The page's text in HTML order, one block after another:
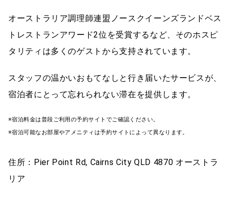
オーストラリア調理師連盟ノースクイーンズランドベス
トレストランアワード2位を受賞するなど、そのホスピ
タリティは多くのゲストから支持されています。
スタッフの温かいおもてなしと行き届いたサービスが、
宿泊者にとって忘れられない滞在を提供します。
※宿泊料金は普段ご利用の予約サイトでご確認ください。
※宿泊可能なお部屋やアメニティは予約サイトによって異なります。
住所：Pier Point Rd, Cairns City QLD 4870 オーストラ
リア